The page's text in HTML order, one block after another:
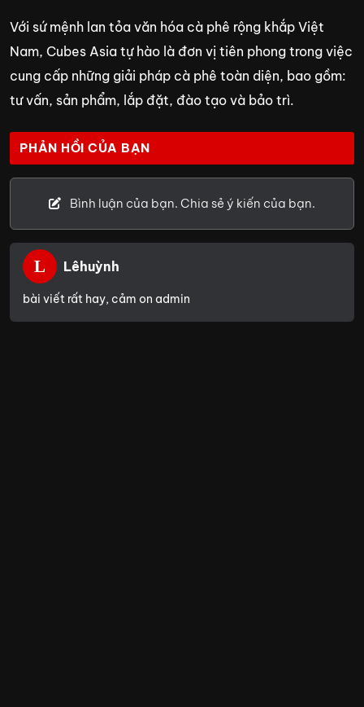
Với sứ mệnh lan tỏa văn hóa cà phê rộng khắp Việt
Nam, Cubes Asia tự hào là đơn vị tiên phong trong việc
cung cấp những giải pháp cà phê toàn diện, bao gồm:
tư vấn, sản phẩm, lắp đặt, đào tạo và bảo trì.
PHẢN HỒI CỦA BẠN
Bình luận của bạn. Chia sẻ ý kiến của bạn.
L Lêhuỳnh
bài viết rất hay, cảm on admin